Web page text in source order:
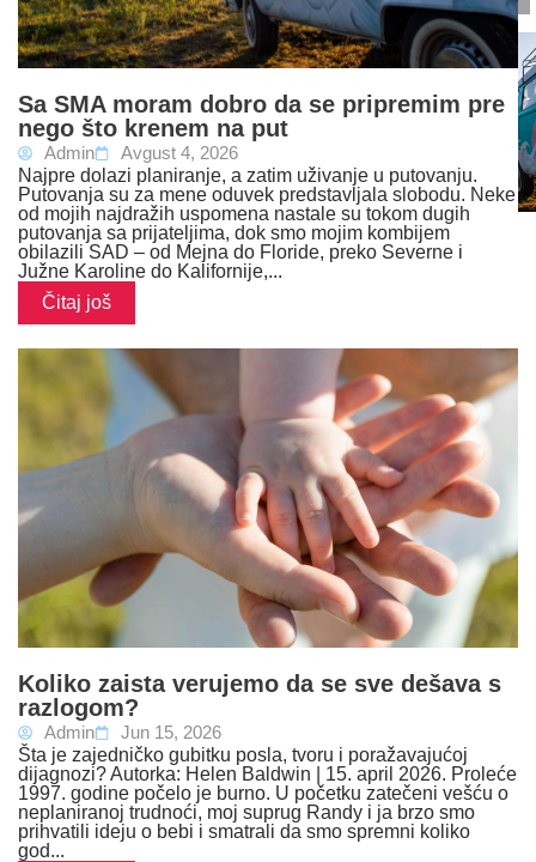
Sa SMA moram dobro da se pripremim pre
nego što krenem na put
Admin
Avgust 4, 2026
Najpre dolazi planiranje, a zatim uživanje u putovanju.
Putovanja su za mene oduvek predstavljala slobodu. Neke
od mojih najdražih uspomena nastale su tokom dugih
putovanja sa prijateljima, dok smo mojim kombijem
obilazili SAD – od Mejna do Floride, preko Severne i
Južne Karoline do Kalifornije,...
Čitaj još
Koliko zaista verujemo da se sve dešava s
razlogom?
Admin
Jun 15, 2026
Šta je zajedničko gubitku posla, tvoru i poražavajućoj
dijagnozi? Autorka: Helen Baldwin | 15. april 2026. Proleće
1997. godine počelo je burno. U početku zatečeni vešću o
neplaniranoj trudnoći, moj suprug Randy i ja brzo smo
prihvatili ideju o bebi i smatrali da smo spremni koliko
god...